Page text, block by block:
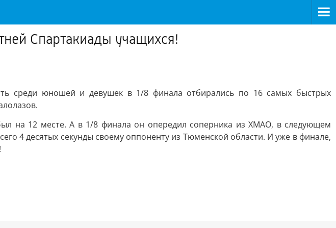
Спартакиады учащихся!
среди юношей и девушек в 1/8 финала отбирались по 16 самых быстрых
на 12 месте. А в 1/8 финала он опередил соперника из ХМАО, в следующем
4 десятых секунды своему оппоненту из Тюменской области. И уже в финале,